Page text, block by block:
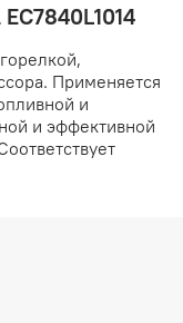
Применяется
и
и эффективной